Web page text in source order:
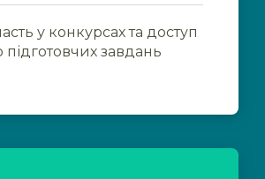
у конкурсах та доступ
підготовчих завдань